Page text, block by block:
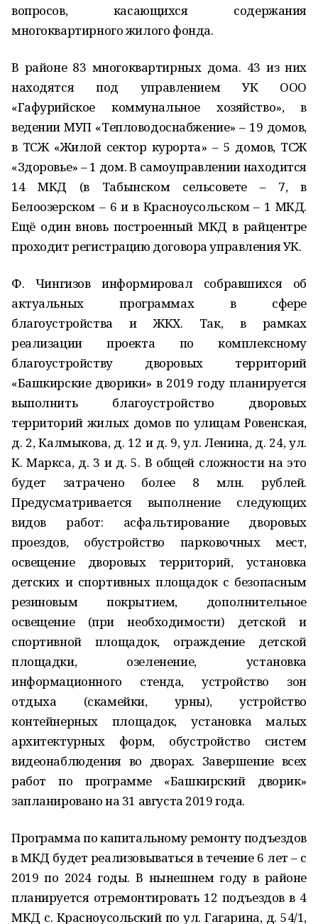
вопросов, касающихся содержания
многоквартирного жилого фонда.
В районе 83 многоквартирных дома. 43 из них
находятся под управлением УК ООО
«Гафурийское коммунальное хозяйство», в
ведении МУП «Тепловодоснабжение» – 19 домов,
в ТСЖ «Жилой сектор курорта» – 5 домов, ТСЖ
«Здоровье» – 1 дом. В самоуправлении находится
14 МКД (в Табынском сельсовете – 7, в
Белоозерском – 6 и в Красноусольском – 1 МКД.
Ещё один вновь построенный МКД в райцентре
проходит регистрацию договора управления УК.
Ф. Чингизов информировал собравшихся об
актуальных программах в сфере
благоустройства и ЖКХ. Так, в рамках
реализации проекта по комплексному
благоустройству дворовых территорий
«Башкирские дворики» в 2019 году планируется
выполнить благоустройство дворовых
территорий жилых домов по улицам Ровенская,
д. 2, Калмыкова, д. 12 и д. 9, ул. Ленина, д. 24, ул.
К. Маркса, д. 3 и д. 5. В общей сложности на это
будет затрачено более 8 млн. рублей.
Предусматривается выполнение следующих
видов работ: асфальтирование дворовых
проездов, обустройство парковочных мест,
освещение дворовых территорий, установка
детских и спортивных площадок с безопасным
резиновым покрытием, дополнительное
освещение (при необходимости) детской и
спортивной площадок, ограждение детской
площадки, озеленение, установка
информационного стенда, устройство зон
отдыха (скамейки, урны), устройство
контейнерных площадок, установка малых
архитектурных форм, обустройство систем
видеонаблюдения во дворах. Завершение всех
работ по программе «Башкирский дворик»
запланировано на 31 августа 2019 года.
Программа по капитальному ремонту подъездов
в МКД будет реализовываться в течение 6 лет – с
2019 по 2024 годы. В нынешнем году в районе
планируется отремонтировать 12 подъездов в 4
МКД с. Красноусольский по ул. Гагарина, д. 54/1,